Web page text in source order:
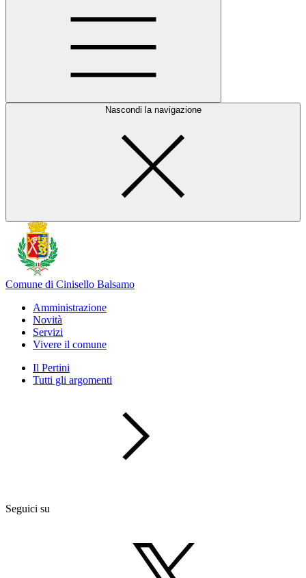
Nascondi la navigazione
Comune di Cinisello Balsamo
Amministrazione
Novità
Servizi
Vivere il comune
Il Pertini
Tutti gli argomenti
Seguici su